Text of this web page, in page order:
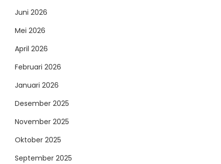
Juni 2026
Mei 2026
April 2026
Februari 2026
Januari 2026
Desember 2025
November 2025
Oktober 2025
September 2025